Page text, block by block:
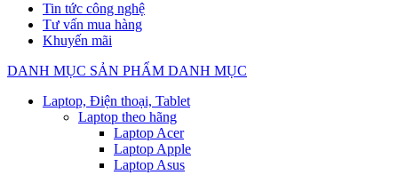
Tin tức công nghệ
Tư vấn mua hàng
Khuyến mãi
DANH MỤC SẢN PHẨM DANH MỤC
Laptop, Điện thoại, Tablet
Laptop theo hãng
Laptop Acer
Laptop Apple
Laptop Asus